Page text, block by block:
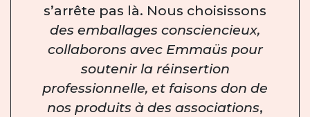
s’arrête pas là. Nous choisissons
des emballages consciencieux,
collaborons avec Emmaüs pour
soutenir la réinsertion
professionnelle, et faisons don de
nos produits à des associations,